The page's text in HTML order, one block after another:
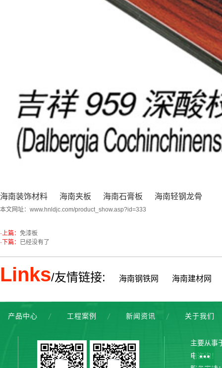
海南装饰材料 海南夹板 海南石膏板 海南轻钢龙骨
本文网址： www.hnldjc.com/product_show.asp?id=333
·上篇： 免漆板
·下篇： 已经没有了
Links/友情链接: 海南钢铁网 海南建材网
产品中心 工程案例 新闻资讯 关于我们
主要从事
电咨询！